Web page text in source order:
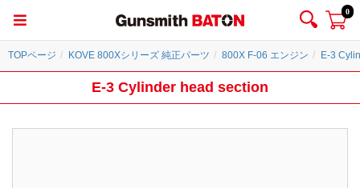
0
TOPページ KOVE 800Xシリーズ 純正パーツ 800X F-06 エンジン E-3
E-3 Cylinder head section